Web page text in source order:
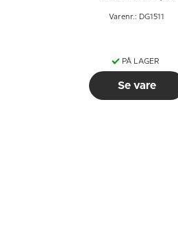
Varenr.: DG1511
PÅ LAGER
Se vare